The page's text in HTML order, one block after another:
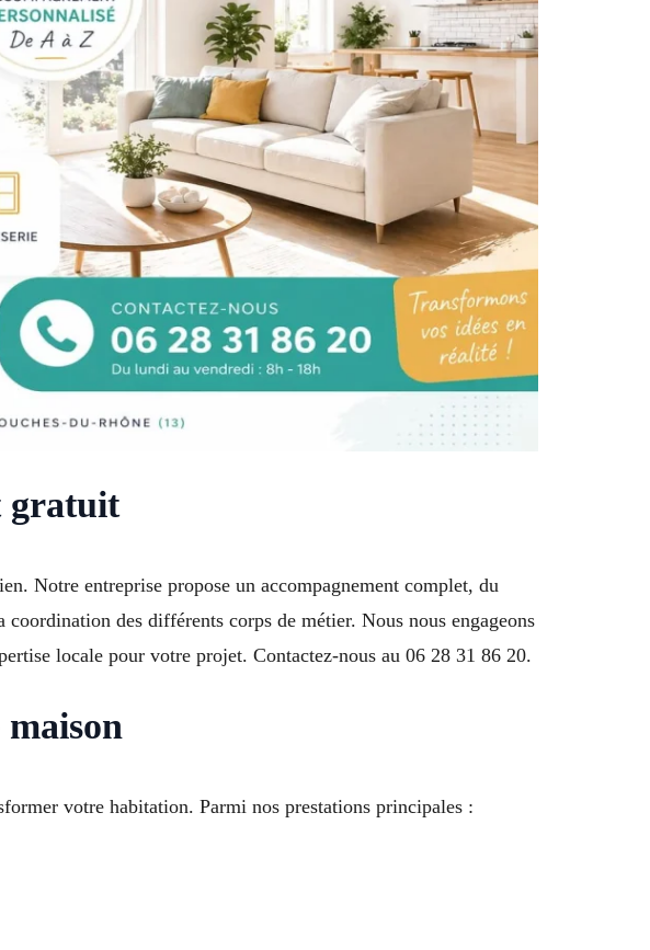
gratuit
Notre entreprise propose un accompagnement complet, du
des différents corps de métier. Nous nous engageons
locale pour votre projet. Contactez-nous au 06 28 31 86 20.
votre habitation. Parmi nos prestations principales :